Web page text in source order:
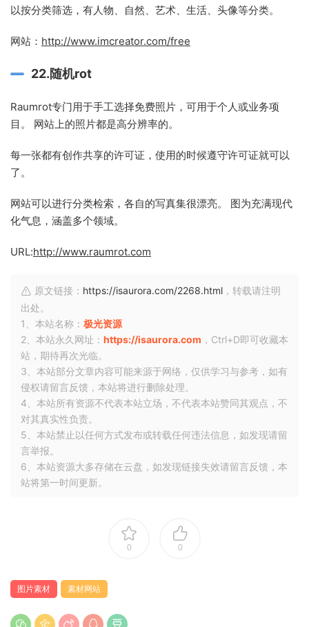
以按分类筛选，有人物、自然、艺术、生活、头像等分类。
网站： http://www.imcreator.com/free
22.随机rot
Raumrot专门用于手工选择免费照片，可用于个人或业务项
目。 网站上的照片都是高分辨率的。
每一张都有创作共享的许可证，使用的时候遵守许可证就可以
了。
网站可以进行分类检索，各自的写真集很漂亮。 图为充满现代
化气息，涵盖多个领域。
URL:http://www.raumrot.com
原文链接： https://isaurora.com/2268.html ，转载请注明
出处。
1、本站名称： 极光资源
2、本站永久网址： https://isaurora.com ，Ctrl+D即可收藏本
站，期待再次光临。
3、本站部分文章内容可能来源于网络，仅供学习与参考，如有
侵权请留言反馈，本站将进行删除处理。
4、本站所有资源不代表本站立场，不代表本站赞同其观点，不
对其真实性负责。
5、本站禁止以任何方式发布或转载任何违法信息，如发现请留
言举报。
6、本站资源大多存储在云盘，如发现链接失效请留言反馈，本
站将第一时间更新。
0 0
图片素材 素材网站